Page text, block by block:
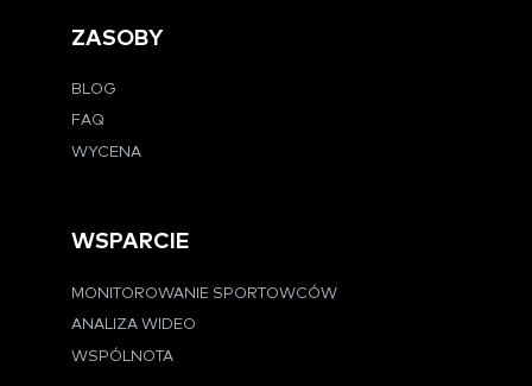
ZASOBY
BLOG
FAQ
WYCENA
WSPARCIE
MONITOROWANIE SPORTOWCÓW
ANALIZA WIDEO
WSPÓLNOTA